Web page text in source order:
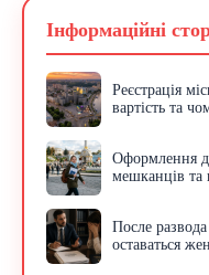
Інформаційні
Реєстрація
вартість та
Оформлення
мешканців та
После
оставаться